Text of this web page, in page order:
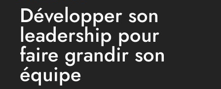
Développer son
leadership pour
faire grandir son
équipe